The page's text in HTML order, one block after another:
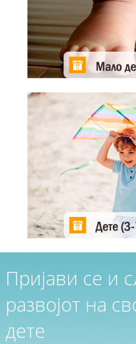
Пријави се и
развојот на
дете